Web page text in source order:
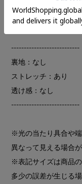
施すことで、カジュ
BORDERと
---------------------------
裏地：なし
ストレッチ：あり
透け感：なし
---------------------------
※光の当たり具合や
異なって見える場合
※表記サイズは商品
多少の誤差が生じる